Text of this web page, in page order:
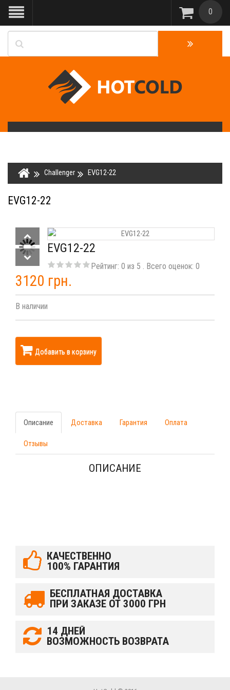
0
Challenger EVG12-22
EVG12-22
EVG12-22
Рейтинг:0 из 5 . Всего оценок:0
3120 грн.
В наличии
Добавить в корзину
Описание Доставка Гарантия Оплата
Отзывы
ОПИСАНИЕ
КАЧЕСТВЕННО
100% ГАРАНТИЯ
БЕСПЛАТНАЯ ДОСТАВКА
ПРИ ЗАКАЗЕ ОТ 3000 ГРН
14 ДНЕЙ
ВОЗМОЖНОСТЬ ВОЗВРАТА